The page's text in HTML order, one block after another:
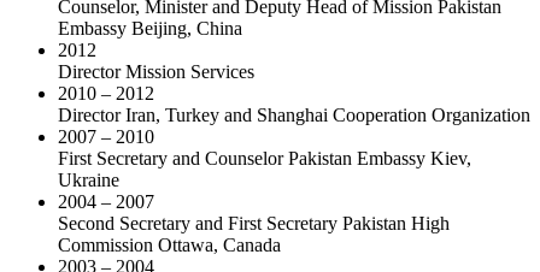
Counselor, Minister and Deputy Head of Mission Pakistan
Embassy Beijing, China
2012
Director Mission Services
2010 – 2012
Director Iran, Turkey and Shanghai Cooperation Organization
2007 – 2010
First Secretary and Counselor Pakistan Embassy Kiev,
Ukraine
2004 – 2007
Second Secretary and First Secretary Pakistan High
Commission Ottawa, Canada
2003 – 2004